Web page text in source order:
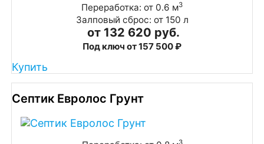
Переработка: от 0.6 м3
Залповый сброс: от 150 л
от 132 620 руб.
Под ключ от 157 500 ₽
Купить
Септик Евролос Грунт